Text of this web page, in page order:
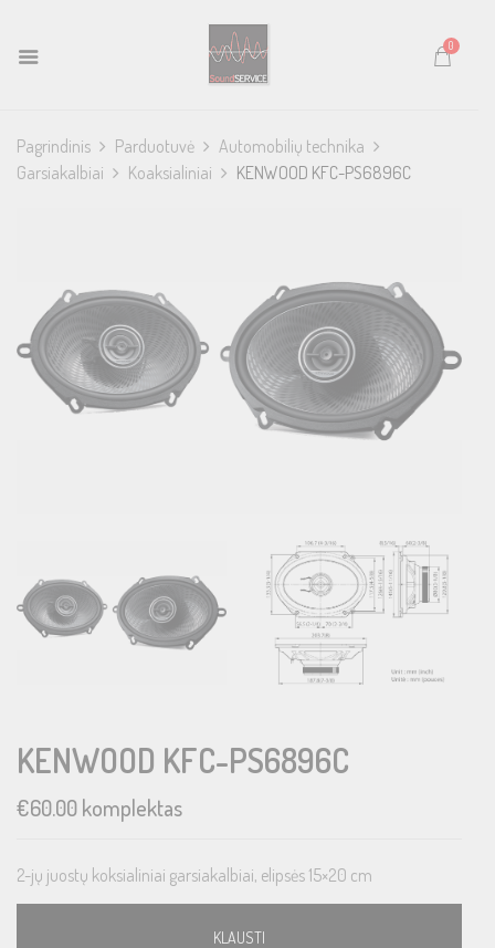
0
Pagrindinis Parduotuvė
Automobilių technika
Garsiakalbiai
Koaksialiniai KENWOOD KFC-PS6896C
KENWOOD KFC-PS6896C
€60.00komplektas
2-jų juostų koksialiniai garsiakalbiai, elipsės 15×20 cm
KLAUSTI